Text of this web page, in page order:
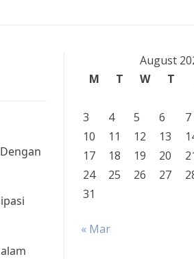
August
M
T W T
3
4 5 6 7
10
11 12 13
17
18 19 20
24
25 26 27
31
« Mar